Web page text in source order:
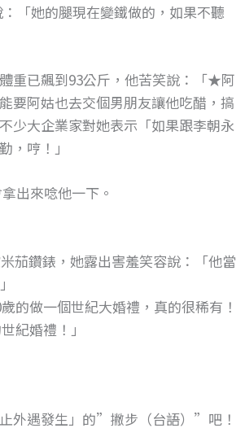
「她的腿現在變鐵做的，如果不聽
重已飆到93公斤，他苦笑說：「★阿
要阿姑也去交個男朋友讓他吃醋，搞
少大企業家對她表示「如果跟李朝永
，哼！」
出來唸他一下。
鑽錶，她露出害羞笑容說：「他當
的做一個世紀大婚禮，真的很稀有！
紀婚禮！」
外遇發生」的”撇步（台語）”吧！